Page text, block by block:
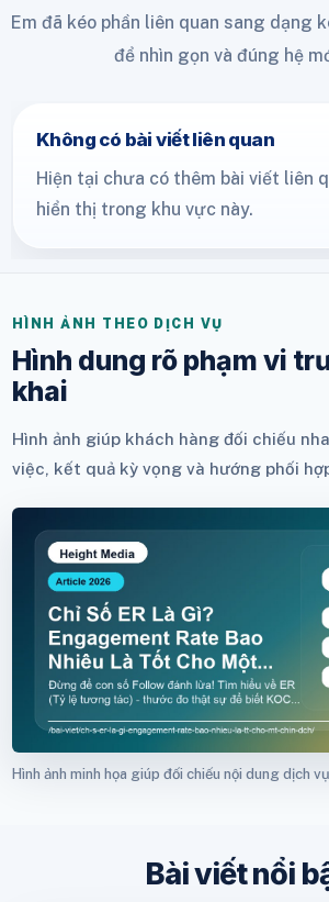
Em đã kéo phần liên quan sang dạng
để nhìn gọn và đúng hệ
Không có bài viết liên quan
Hiện tại chưa có thêm bài viết liên
hiển thị trong khu vực này.
HÌNH ẢNH THEO DỊCH VỤ
Hình dung rõ phạm vi
khai
Hình ảnh giúp khách hàng đối chiếu
việc, kết quả kỳ vọng và hướng phối
Hình ảnh minh họa giúp đối chiếu nội dung dịch
Bài viết nổi